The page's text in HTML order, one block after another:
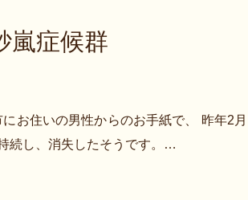
嵐症候群
お住いの男性からのお手紙で、 昨年2月
続し、消失したそうです。…